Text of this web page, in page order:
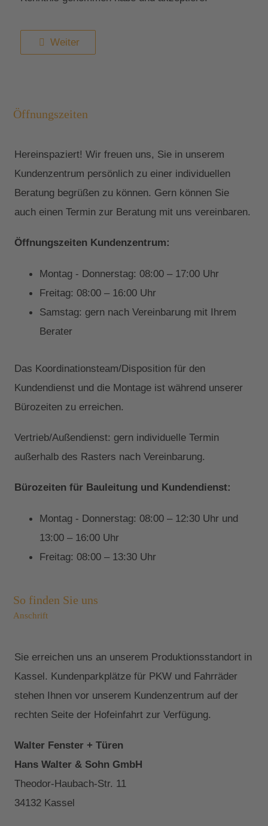
Weiter
Öffnungszeiten
Hereinspaziert! Wir freuen uns, Sie in unserem
Kundenzentrum persönlich zu einer individuellen
Beratung begrüßen zu können. Gern können Sie
auch einen Termin zur Beratung mit uns vereinbaren.
Öffnungszeiten Kundenzentrum:
Montag - Donnerstag: 08:00 – 17:00 Uhr
Freitag: 08:00 – 16:00 Uhr
Samstag: gern nach Vereinbarung mit Ihrem
Berater
Das Koordinationsteam/Disposition für den
Kundendienst und die Montage ist während unserer
Bürozeiten zu erreichen.
Vertrieb/Außendienst: gern individuelle Termin
außerhalb des Rasters nach Vereinbarung.
Bürozeiten für Bauleitung und Kundendienst:
Montag - Donnerstag: 08:00 – 12:30 Uhr und
13:00 – 16:00 Uhr
Freitag: 08:00 – 13:30 Uhr
So finden Sie uns
Anschrift
Sie erreichen uns an unserem Produktionsstandort in
Kassel. Kundenparkplätze für PKW und Fahrräder
stehen Ihnen vor unserem Kundenzentrum auf der
rechten Seite der Hofeinfahrt zur Verfügung.
Walter Fenster + Türen
Hans Walter & Sohn GmbH
Theodor-Haubach-Str. 11
34132 Kassel